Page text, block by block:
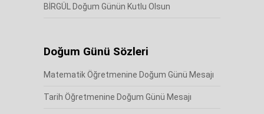
BİRGÜL Doğum Günün Kutlu Olsun
Doğum Günü Sözleri
Matematik Öğretmenine Doğum Günü Mesajı
Tarih Öğretmenine Doğum Günü Mesajı